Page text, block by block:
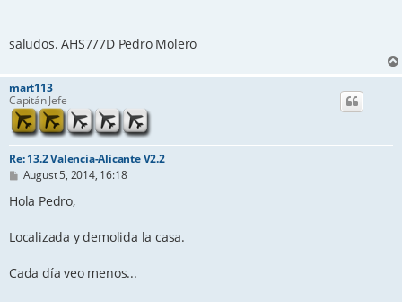
saludos. AHS777D Pedro Molero
mart113
Capitán Jefe
Re: 13.2 Valencia-Alicante V2.2
P
s
August 5, 2014, 16:18
Hola Pedro,
Localizada y demolida la casa.
Cada día veo menos...